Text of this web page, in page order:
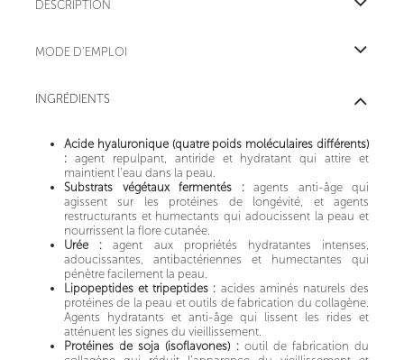
DESCRIPTION
MODE D'EMPLOI
INGRÉDIENTS
Acide hyaluronique (quatre poids moléculaires différents)
: agent repulpant, antiride et hydratant qui attire et
maintient l’eau dans la peau.
Substrats végétaux fermentés : agents anti-âge qui
agissent sur les protéines de longévité, et agents
restructurants et humectants qui adoucissent la peau et
nourrissent la flore cutanée.
Urée :agent aux propriétés hydratantes intenses,
adoucissantes, antibactériennes et humectantes qui
pénètre facilement la peau.
Lipopeptides et tripeptides : acides aminés naturels des
protéines de la peau et outils de fabrication du collagène.
Agents hydratants et anti-âge qui lissent les rides et
atténuent les signes du vieillissement.
Protéines de soja (isoflavones) : outil de fabrication du